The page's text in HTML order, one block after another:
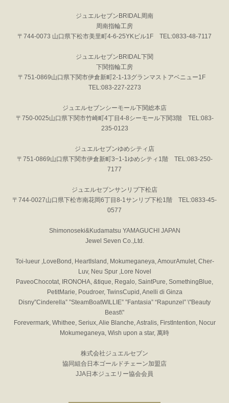
ジュエルセブンBRIDAL周南
周南指輪工房
〒744-0073 山口県下松市美里町4-6-25YKビル1F TEL:0833-48-7117
ジュエルセブンBRIDAL下関
下関指輪工房
〒751-0869山口県下関市伊倉新町2-1-13グランマストアベニュー1F
TEL:083-227-2273
ジュエルセブンシーモール下関総本店
〒750-0025山口県下関市竹崎町4丁目4-8シーモール下関3階 TEL:083-
235-0123
ジュエルセブンゆめシティ店
〒751-0869山口県下関市伊倉新町3−1-1ゆめシティ1階 TEL:083-250-
7177
ジュエルセブンサンリブ下松店
〒744-0027山口県下松市南花岡6丁目8-1サンリブ下松1階 TEL:0833-45-
0577
Shimonoseki&Kudamatsu YAMAGUCHI JAPAN
Jewel Seven Co.,Ltd.
Toi-lueur ,LoveBond, HeartIsland, Mokumeganeya, AmourAmulet, Cher-
Luv, Neu Spur ,Lore Novel
PaveoChocotat, IRONOHA, &tique, Regalo, SaintPure, SomethingBlue,
PetitMarie, Poudroer, TwinsCupid, Anelli di Ginza
Disny”Cinderella” ”SteamBoatWILLIE” ”Fantasia” “Rapunzel” \"Beauty
Beast\"
Forevermark, Whithee, Seriux, Alie Blanche, Astralis, FirstIntention, Nocur
Mokumeganeya, Wish upon a star, 萬時
株式会社ジュエルセブン
協同組合日本ゴールドチェーン加盟店
JJA日本ジュエリー協会会員